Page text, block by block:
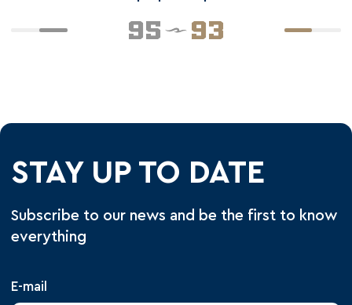
95 93
STAY UP TO DATE
Subscribe to our news and be the first to know
everything
E-mail